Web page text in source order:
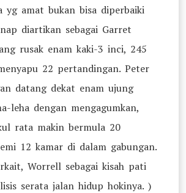
yg amat bukan bisa diperbaiki
diartikan sebagai Garret
rusak enam kaki-3 inci, 245
22 pertandingan. Peter
datang dekat enam ujung
leha dengan mengagumkan,
rata makin bermula 20
12 kamar di dalam gabungan.
Worrell sebagai kisah pati
serata jalan hidup hokinya. )